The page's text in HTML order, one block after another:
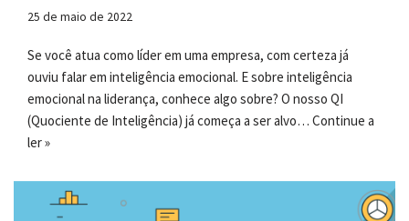
25 de maio de 2022
Se você atua como líder em uma empresa, com certeza já
ouviu falar em inteligência emocional. E sobre inteligência
emocional na liderança, conhece algo sobre? O nosso QI
(Quociente de Inteligência) já começa a ser alvo… Continue a
ler »